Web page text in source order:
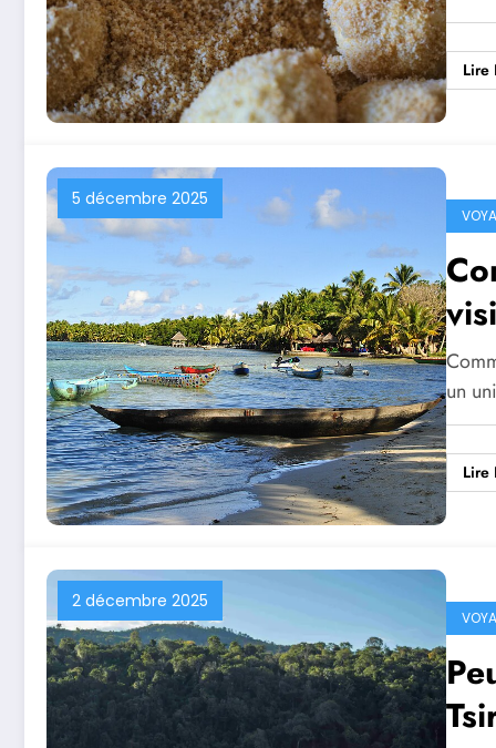
Lire
5 décembre 2025
un
Lire
2 décembre 2025